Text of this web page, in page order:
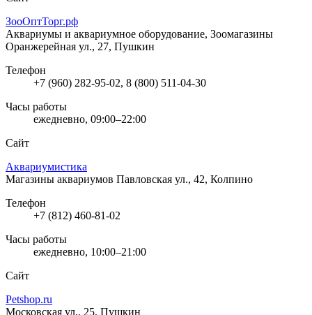
ЗооОптТорг.рф
Аквариумы и аквариумное оборудование, Зоомагазины
Оранжерейная ул., 27, Пушкин
Телефон
+7 (960) 282-95-02, 8 (800) 511-04-30
Часы работы
ежедневно, 09:00–22:00
Сайт
Аквариумистика
Магазины аквариумов Павловская ул., 42, Колпино
Телефон
+7 (812) 460-81-02
Часы работы
ежедневно, 10:00–21:00
Сайт
Petshop.ru
Московская ул., 25, Пушкин